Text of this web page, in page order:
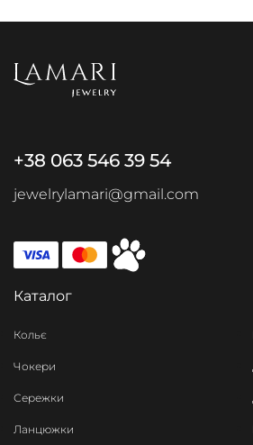
+38 063 546 39 54
jewelrylamari@gmail.com
Каталог
Кольє
Чокери
Сережки
Ланцюжки